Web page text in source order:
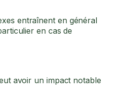
entraînent en général
en cas de
avoir un impact notable